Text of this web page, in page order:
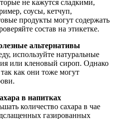
не кажутся сладкими,
соусы, кетчуп,
продукты могут содержать
состав на этикетке.
альтернативы
используйте натуральные
или кленовый сироп. Однако
как они тоже могут
в напитках
количество сахара в чае
газированных